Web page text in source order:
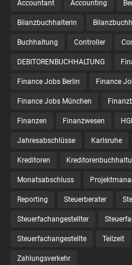
Accountant Accounting
Bilanzbuchhalterin
Buchhaltung Controller
DEBITORENBUCHHALTUNG
Finance Jobs Berlin Finance
Finance Jobs München
Finanzen Finanzwesen
Jahresabschlüsse Karlsruhe
Kreditoren
Monatsabschluss
Reporting Steuerberater
Steuerfachangestellter
Steuer­fach­ange­stellte Teilzeit
Zahlungsverkehr